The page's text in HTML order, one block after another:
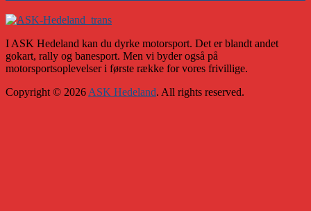
I ASK Hedeland kan du dyrke motorsport. Det er blandt andet
gokart, rally og banesport. Men vi byder også på
motorsportsoplevelser i første række for vores frivillige.
Copyright © 2026 ASK Hedeland. All rights reserved.